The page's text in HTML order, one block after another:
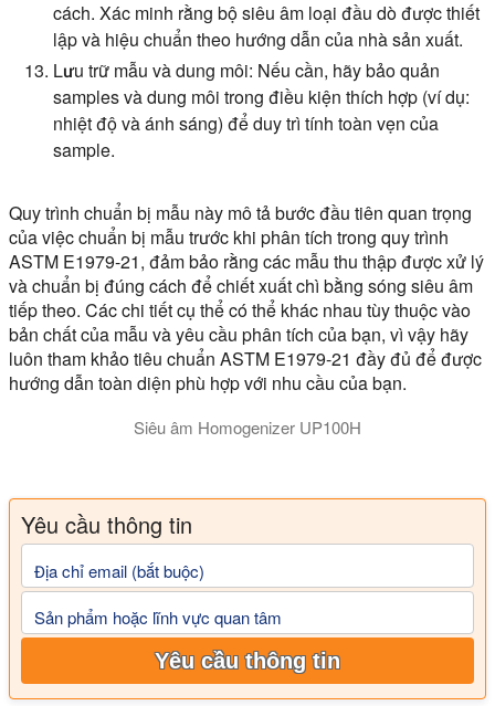
cách. Xác minh rằng bộ siêu âm loại đầu dò được thiết
lập và hiệu chuẩn theo hướng dẫn của nhà sản xuất.
Lưu trữ mẫu và dung môi: Nếu cần, hãy bảo quản
samples và dung môi trong điều kiện thích hợp (ví dụ:
nhiệt độ và ánh sáng) để duy trì tính toàn vẹn của
sample.
Quy trình chuẩn bị mẫu này mô tả bước đầu tiên quan trọng
của việc chuẩn bị mẫu trước khi phân tích trong quy trình
ASTM E1979-21, đảm bảo rằng các mẫu thu thập được xử lý
và chuẩn bị đúng cách để chiết xuất chì bằng sóng siêu âm
tiếp theo. Các chi tiết cụ thể có thể khác nhau tùy thuộc vào
bản chất của mẫu và yêu cầu phân tích của bạn, vì vậy hãy
luôn tham khảo tiêu chuẩn ASTM E1979-21 đầy đủ để được
hướng dẫn toàn diện phù hợp với nhu cầu của bạn.
Siêu âm Homogenizer UP100H
Yêu cầu thông tin
Địa chỉ email (bắt buộc)
Sản phẩm hoặc lĩnh vực quan tâm
Yêu cầu thông tin